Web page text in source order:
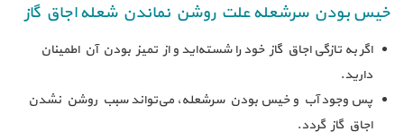
خیس بودن سرشعله علت روشن نماندن شعله اجاق گاز
اگر به تازگی اجاق گاز خود را شسته‌اید و از تمیز بودن آن اطمینان
دارید.
پس وجود آب و خیس بودن سرشعله، می‌تواند سبب روشن نشدن
اجاق گاز گردد.